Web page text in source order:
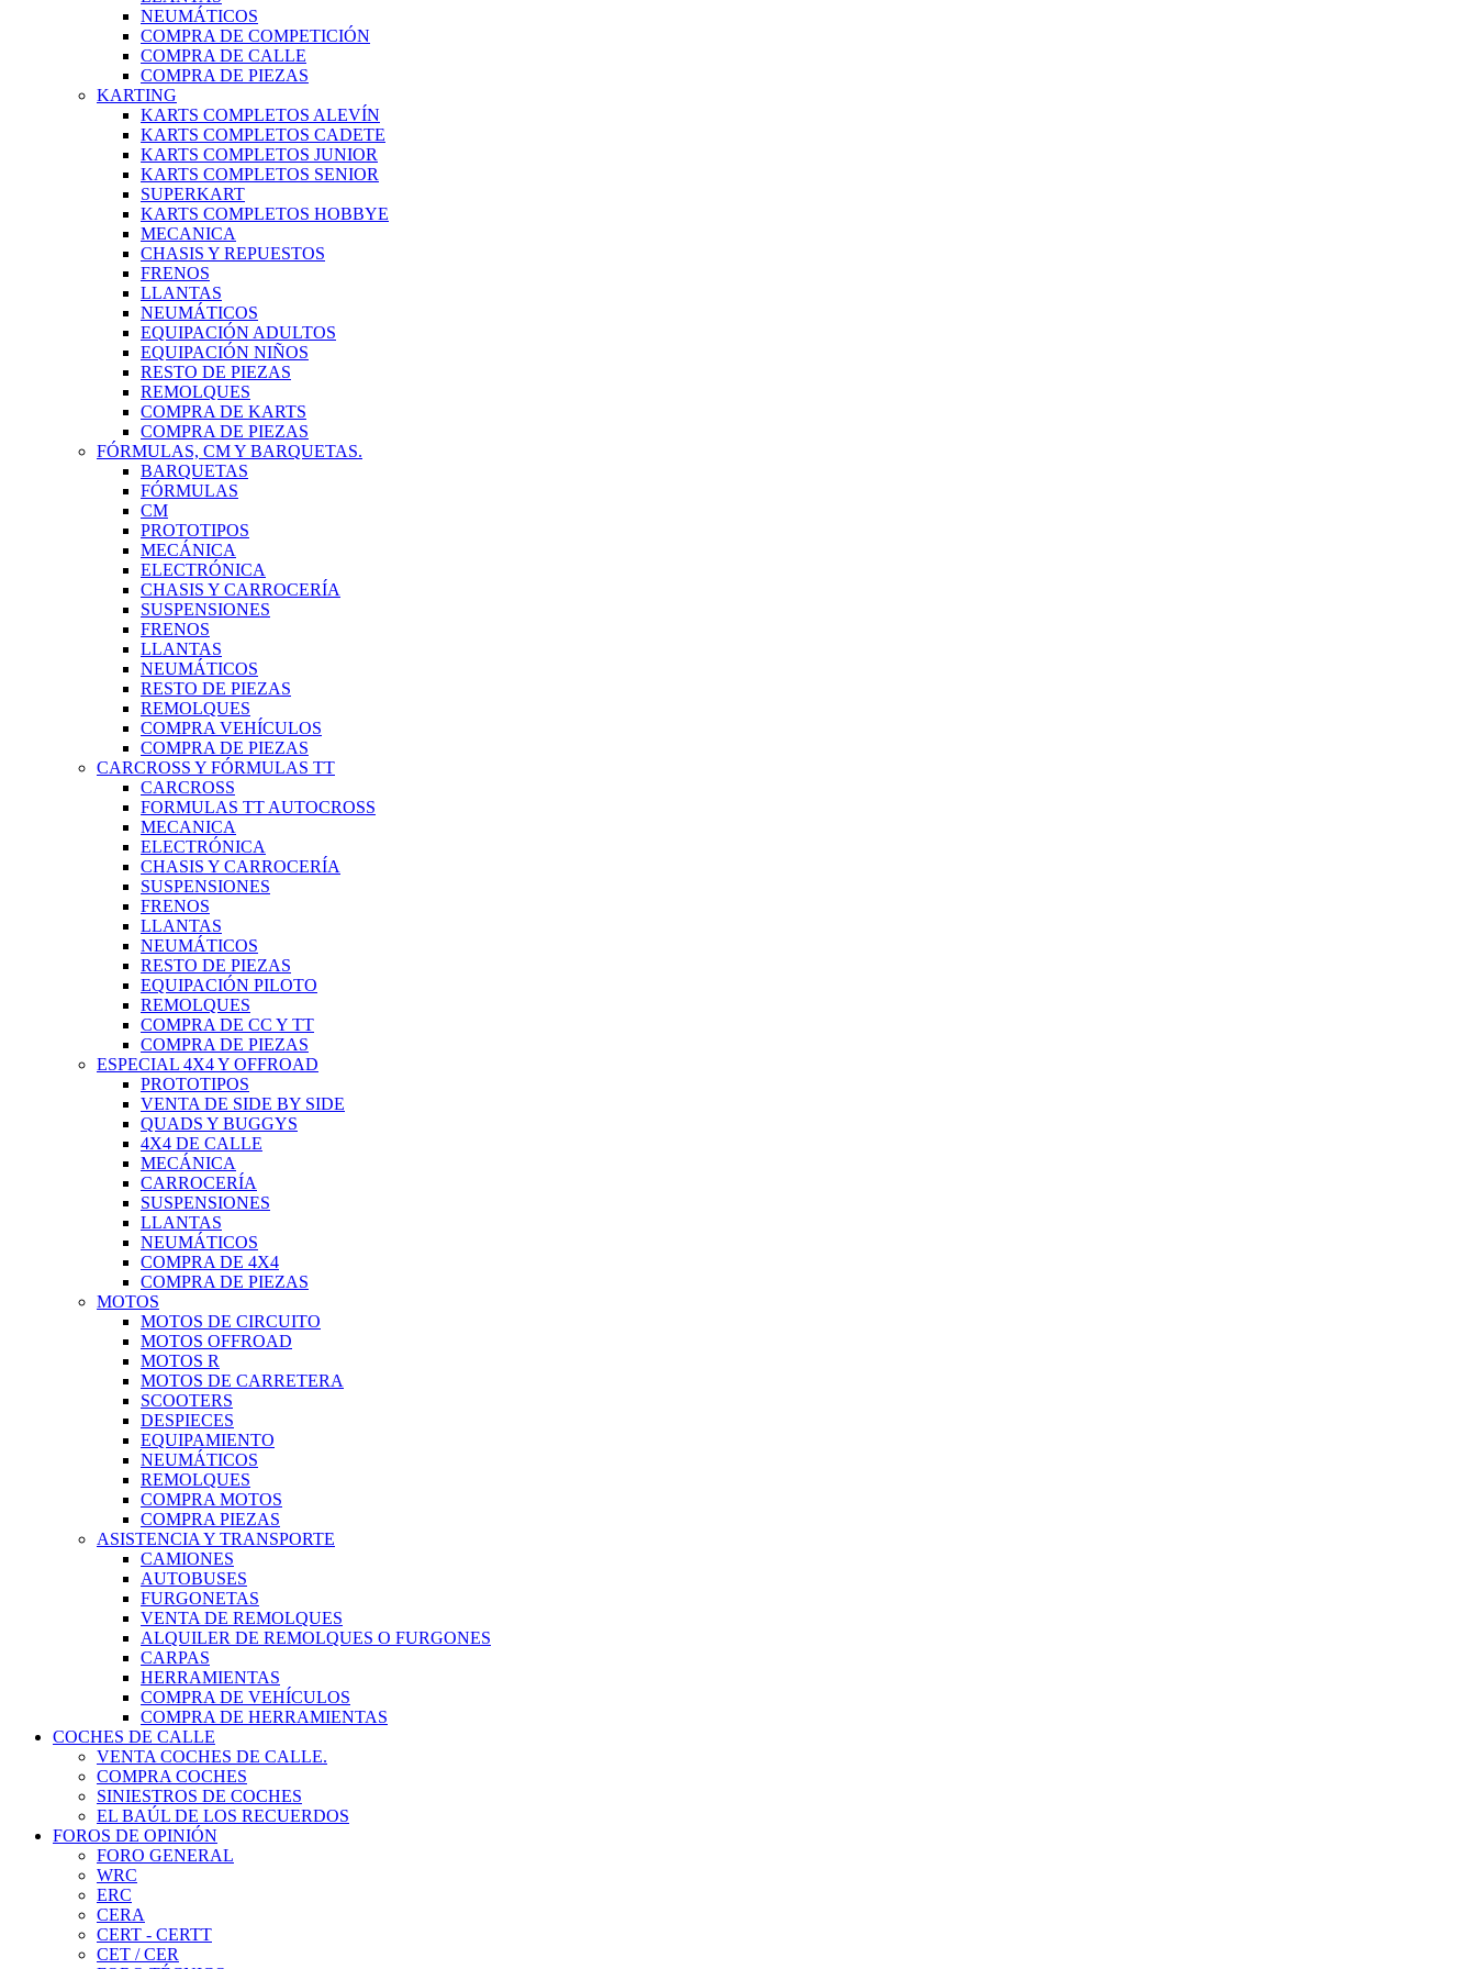
NEUMÁTICOS
COMPRA DE COMPETICIÓN
COMPRA DE CALLE
COMPRA DE PIEZAS
KARTING
KARTS COMPLETOS ALEVÍN
KARTS COMPLETOS CADETE
KARTS COMPLETOS JUNIOR
KARTS COMPLETOS SENIOR
SUPERKART
KARTS COMPLETOS HOBBYE
MECANICA
CHASIS Y REPUESTOS
FRENOS
LLANTAS
NEUMÁTICOS
EQUIPACIÓN ADULTOS
EQUIPACIÓN NIÑOS
RESTO DE PIEZAS
REMOLQUES
COMPRA DE KARTS
COMPRA DE PIEZAS
FÓRMULAS, CM Y BARQUETAS.
BARQUETAS
FÓRMULAS
CM
PROTOTIPOS
MECÁNICA
ELECTRÓNICA
CHASIS Y CARROCERÍA
SUSPENSIONES
FRENOS
LLANTAS
NEUMÁTICOS
RESTO DE PIEZAS
REMOLQUES
COMPRA VEHÍCULOS
COMPRA DE PIEZAS
CARCROSS Y FÓRMULAS TT
CARCROSS
FORMULAS TT AUTOCROSS
MECANICA
ELECTRÓNICA
CHASIS Y CARROCERÍA
SUSPENSIONES
FRENOS
LLANTAS
NEUMÁTICOS
RESTO DE PIEZAS
EQUIPACIÓN PILOTO
REMOLQUES
COMPRA DE CC Y TT
COMPRA DE PIEZAS
ESPECIAL 4X4 Y OFFROAD
PROTOTIPOS
VENTA DE SIDE BY SIDE
QUADS Y BUGGYS
4X4 DE CALLE
MECÁNICA
CARROCERÍA
SUSPENSIONES
LLANTAS
NEUMÁTICOS
COMPRA DE 4X4
COMPRA DE PIEZAS
MOTOS
MOTOS DE CIRCUITO
MOTOS OFFROAD
MOTOS R
MOTOS DE CARRETERA
SCOOTERS
DESPIECES
EQUIPAMIENTO
NEUMÁTICOS
REMOLQUES
COMPRA MOTOS
COMPRA PIEZAS
ASISTENCIA Y TRANSPORTE
CAMIONES
AUTOBUSES
FURGONETAS
VENTA DE REMOLQUES
ALQUILER DE REMOLQUES O FURGONES
CARPAS
HERRAMIENTAS
COMPRA DE VEHÍCULOS
COMPRA DE HERRAMIENTAS
COCHES DE CALLE
VENTA COCHES DE CALLE.
COMPRA COCHES
SINIESTROS DE COCHES
EL BAÚL DE LOS RECUERDOS
FOROS DE OPINIÓN
FORO GENERAL
WRC
ERC
CERA
CERT - CERTT
CET / CER